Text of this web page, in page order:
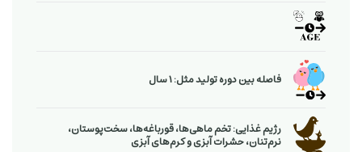
فاصله بین دوره تولید مثل: 1 سال
رژیم غذایی: تخم ماهی‌ها، قورباغه‌ها، سخت‌پوستان،
نرم‌تنان، حشرات آبزی و كرم‌های آبزی